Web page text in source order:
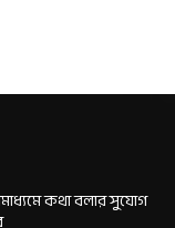
কথা বলার সুযোগ